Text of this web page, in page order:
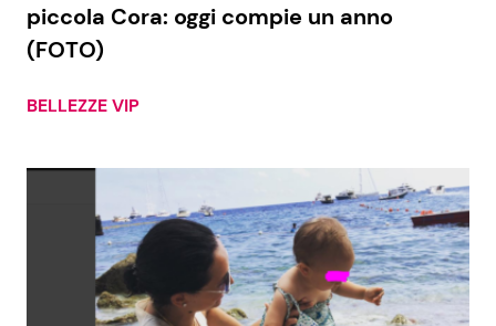
piccola Cora: oggi compie un anno
(FOTO)
BELLEZZE VIP